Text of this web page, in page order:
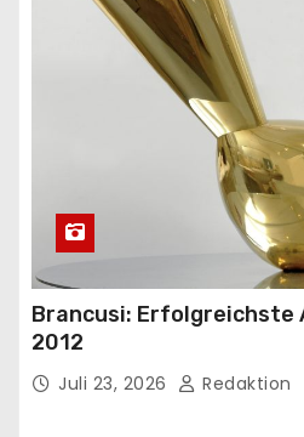
Brancusi: Erfolgreichste
2012
Juli 23, 2026 Redaktion